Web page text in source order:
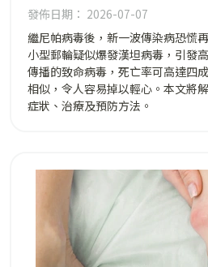
發佈日期： 2026-07-07
繼尼帕病毒後，新一波傳染病恐慌
小型郵輪疑似爆發漢坦病毒，引發
傳播的致命病毒，死亡率可高達四
相似，令人容易掉以輕心。本文將
症狀、治療及預防方法。